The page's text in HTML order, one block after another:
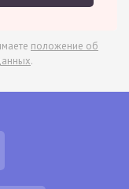
положение об
.